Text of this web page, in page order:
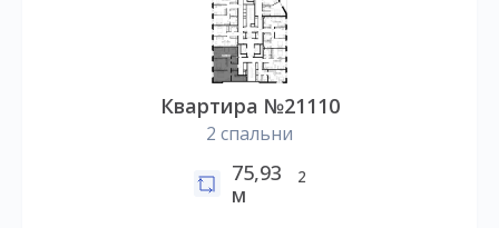
Квартира №21110
2 спальни
75,93
м
2